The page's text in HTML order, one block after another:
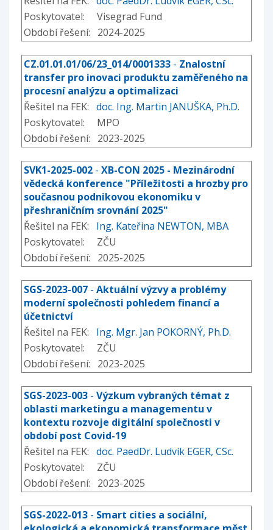
Poskytovatel: Visegrad Fund
Období řešení: 2024-2025
CZ.01.01.01/06/23_014/0001333 - Znalostní
transfer pro inovaci produktu zaměřeného na
procesní analýzu a optimalizaci
Řešitel na FEK: doc. Ing. Martin JANUŠKA, Ph.D.
Poskytovatel: MPO
Období řešení: 2023-2025
SVK1-2025-002 - XB-CON 2025 - Mezinárodní
vědecká konference "Příležitosti a hrozby pro
současnou podnikovou ekonomiku v
přeshraničním srovnání 2025"
Řešitel na FEK: Ing. Kateřina NEWTON, MBA
Poskytovatel: ZČU
Období řešení: 2025-2025
SGS-2023-007 - Aktuální výzvy a problémy
moderní společnosti pohledem financí a
účetnictví
Řešitel na FEK: Ing. Mgr. Jan POKORNÝ, Ph.D.
Poskytovatel: ZČU
Období řešení: 2023-2025
SGS-2023-003 - Výzkum vybraných témat z
oblasti marketingu a managementu v
kontextu rozvoje digitální společnosti v
období post Covid-19
Řešitel na FEK: doc. PaedDr. Ludvík EGER, CSc.
Poskytovatel: ZČU
Období řešení: 2023-2025
SGS-2022-013 - Smart cities a sociální,